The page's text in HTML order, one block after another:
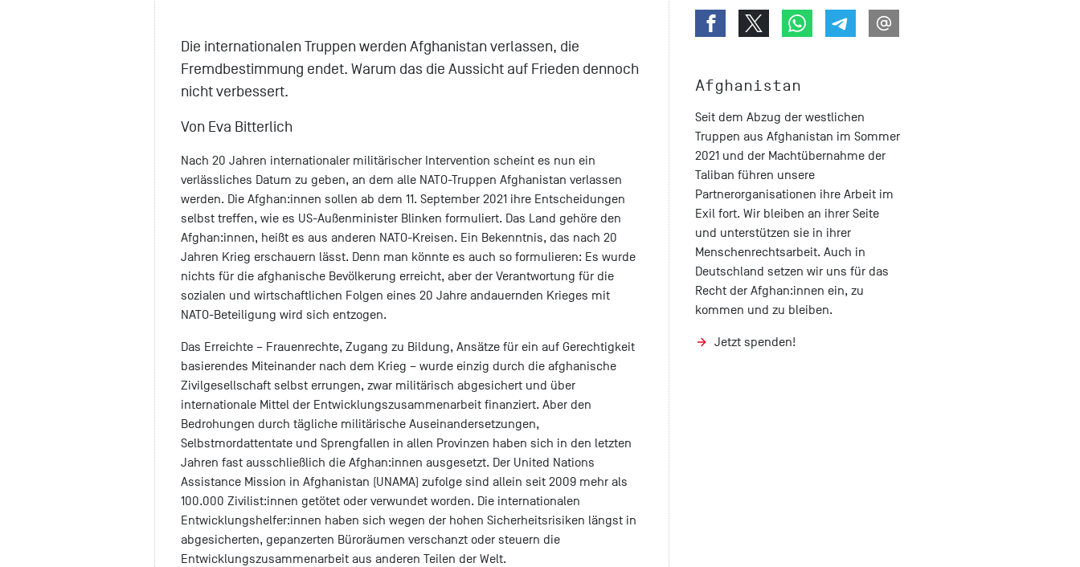
Die internationalen Truppen werden Afghanistan verlassen, die
Fremdbestimmung endet. Warum das die Aussicht auf Frieden dennoch
nicht verbessert.
Von Eva Bitterlich
Nach 20 Jahren internationaler militärischer Intervention scheint es nun ein
verlässliches Datum zu geben, an dem alle NATO-Truppen Afghanistan verlassen
werden. Die Afghan:innen sollen ab dem 11. September 2021 ihre Entscheidungen
selbst treffen, wie es US-Außenminister Blinken formuliert. Das Land gehöre den
Afghan:innen, heißt es aus anderen NATO-Kreisen. Ein Bekenntnis, das nach 20
Jahren Krieg erschauern lässt. Denn man könnte es auch so formulieren: Es wurde
nichts für die afghanische Bevölkerung erreicht, aber der Verantwortung für die
sozialen und wirtschaftlichen Folgen eines 20 Jahre andauernden Krieges mit
NATO-Beteiligung wird sich entzogen.
Das Erreichte – Frauenrechte, Zugang zu Bildung, Ansätze für ein auf Gerechtigkeit
basierendes Miteinander nach dem Krieg – wurde einzig durch die afghanische
Zivilgesellschaft selbst errungen, zwar militärisch abgesichert und über
internationale Mittel der Entwicklungszusammenarbeit finanziert. Aber den
Bedrohungen durch tägliche militärische Auseinandersetzungen,
Selbstmordattentate und Sprengfallen in allen Provinzen haben sich in den letzten
Jahren fast ausschließlich die Afghan:innen ausgesetzt. Der United Nations
Assistance Mission in Afghanistan (UNAMA) zufolge sind allein seit 2009 mehr als
100.000 Zivilist:innen getötet oder verwundet worden. Die internationalen
Entwicklungshelfer:innen haben sich wegen der hohen Sicherheitsrisiken längst in
abgesicherten, gepanzerten Büroräumen verschanzt oder steuern die
Entwicklungszusammenarbeit aus anderen Teilen der Welt.
Afghanistan
Seit dem Abzug der westlichen
Truppen aus Afghanistan im Sommer
2021 und der Machtübernahme der
Taliban führen unsere
Partnerorganisationen ihre Arbeit im
Exil fort. Wir bleiben an ihrer Seite
und unterstützen sie in ihrer
Menschenrechtsarbeit. Auch in
Deutschland setzen wir uns für das
Recht der Afghan:innen ein, zu
kommen und zu bleiben.
Jetzt spenden!